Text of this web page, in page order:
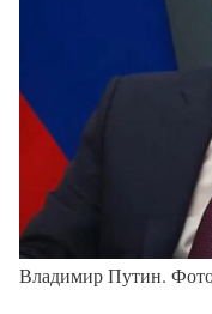
Владимир Путин.